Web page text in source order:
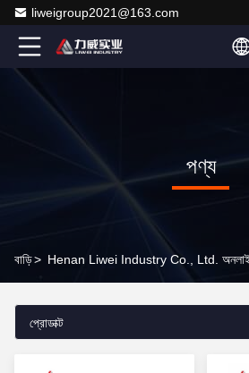
liweigroup2021@163.com
পণ্য
বাড়ি> Henan Liwei Industry Co., Ltd.
প্রোডাক্ট